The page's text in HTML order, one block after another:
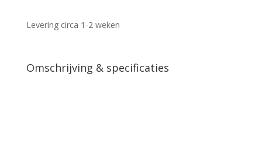
3Levering circa 1-2 weken
Omschrijving & specificaties